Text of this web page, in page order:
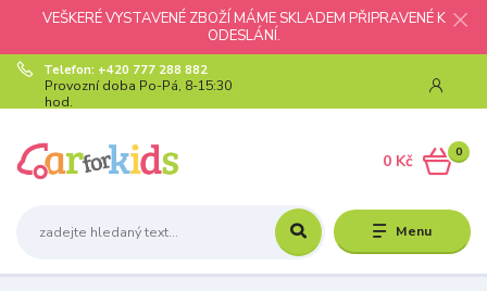
VEŠKERÉ VYSTAVENÉ ZBOŽÍ MÁME SKLADEM PŘIPRAVENÉ K
ODESLÁNÍ.
Menu
Telefon: +420 777 288 882
Provozní doba Po-Pá, 8-15:30
hod.
0
0 Kč